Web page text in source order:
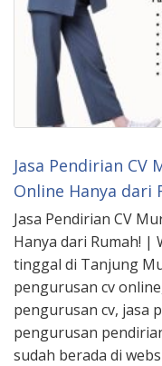
Jasa Pendirian
Online Hanya dari
Jasa Pendirian CV
Hanya dari Rumah! |
tinggal di Tanjung
pengurusan cv
pengurusan cv, jasa
pengurusan
sudah berada di